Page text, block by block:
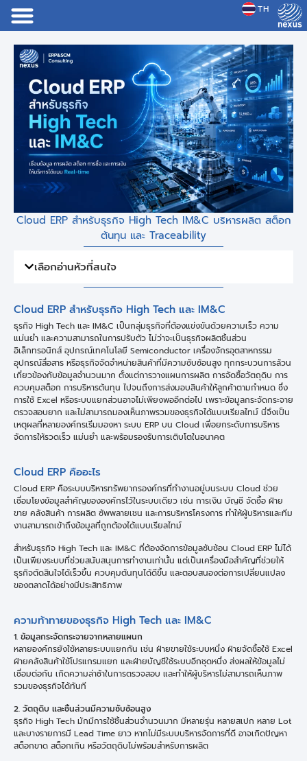
TH
JP
Cloud ERP สำหรับธุรกิจ High Tech IM&C บริหารผลิต สต็อก
ต้นทุน และ Traceability
เลือกอ่านหัวที่สนใจ
Cloud ERP สำหรับธุรกิจ High Tech และ IM&C
ธุรกิจ High Tech และ IM&C เป็นกลุ่มธุรกิจที่ต้องแข่งขันด้วยความเร็ว ความ
แม่นยำ และความสามารถในการปรับตัว ไม่ว่าจะเป็นธุรกิจผลิตชิ้นส่วน
อิเล็กทรอนิกส์ อุปกรณ์เทคโนโลยี Semiconductor เครื่องจักรอุตสาหกรรม
อุปกรณ์สื่อสาร หรือธุรกิจจัดจำหน่ายสินค้าที่มีความซับซ้อนสูง ทุกกระบวนการล้วน
เกี่ยวข้องกับข้อมูลจำนวนมาก ตั้งแต่การวางแผนการผลิต การจัดซื้อวัตถุดิบ การ
ควบคุมสต็อก การบริหารต้นทุน ไปจนถึงการส่งมอบสินค้าให้ลูกค้าตามกำหนด ซึ่ง
การใช้ Excel หรือระบบแยกส่วนอาจไม่เพียงพออีกต่อไป เพราะข้อมูลกระจัดกระจาย
ตรวจสอบยาก และไม่สามารถมองเห็นภาพรวมของธุรกิจได้แบบเรียลไทม์ นี่จึงเป็น
เหตุผลที่หลายองค์กรเริ่มมองหา ระบบ ERP บน Cloud เพื่อยกระดับการบริหาร
จัดการให้รวดเร็ว แม่นยำ และพร้อมรองรับการเติบโตในอนาคต
Cloud ERP คืออะไร
Cloud ERP คือระบบบริหารทรัพยากรองค์กรที่ทำงานอยู่บนระบบ Cloud ช่วย
เชื่อมโยงข้อมูลสำคัญขององค์กรไว้ในระบบเดียว เช่น การเงิน บัญชี จัดซื้อ ฝ่าย
ขาย คลังสินค้า การผลิต ซัพพลายเชน และการบริหารโครงการ ทำให้ผู้บริหารและทีม
งานสามารถเข้าถึงข้อมูลที่ถูกต้องได้แบบเรียลไทม์
สำหรับธุรกิจ High Tech และ IM&C ที่ต้องจัดการข้อมูลซับซ้อน Cloud ERP ไม่ได้
เป็นเพียงระบบที่ช่วยสนับสนุนการทำงานเท่านั้น แต่เป็นเครื่องมือสำคัญที่ช่วยให้
ธุรกิจตัดสินใจได้เร็วขึ้น ควบคุมต้นทุนได้ดีขึ้น และตอบสนองต่อการเปลี่ยนแปลง
ของตลาดได้อย่างมีประสิทธิภาพ
ความท้าทายของธุรกิจ High Tech และ IM&C
1. ข้อมูลกระจัดกระจายจากหลายแผนก
หลายองค์กรยังใช้หลายระบบแยกกัน เช่น ฝ่ายขายใช้ระบบหนึ่ง ฝ่ายจัดซื้อใช้ Excel
ฝ่ายคลังสินค้าใช้โปรแกรมแยก และฝ่ายบัญชีใช้ระบบอีกชุดหนึ่ง ส่งผลให้ข้อมูลไม่
เชื่อมต่อกัน เกิดความล่าช้าในการตรวจสอบ และทำให้ผู้บริหารไม่สามารถเห็นภาพ
รวมของธุรกิจได้ทันที
2. วัตถุดิบ และชิ้นส่วนมีความซับซ้อนสูง
ธุรกิจ High Tech มักมีการใช้ชิ้นส่วนจำนวนมาก มีหลายรุ่น หลายสเปก หลาย Lot
และบางรายการมี Lead Time ยาว หากไม่มีระบบบริหารจัดการที่ดี อาจเกิดปัญหา
สต็อกขาด สต็อกเกิน หรือวัตถุดิบไม่พร้อมสำหรับการผลิต